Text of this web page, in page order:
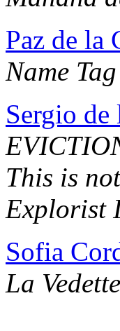
Paz de la
Name Tag
Sergio de
This is
Explorist
Sofia
La